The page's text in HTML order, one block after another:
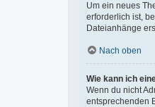
Um ein neues
erforderlich ist,
Dateianhänge
Nach oben
Wie kann ich
Wenn du nicht
entsprechenden